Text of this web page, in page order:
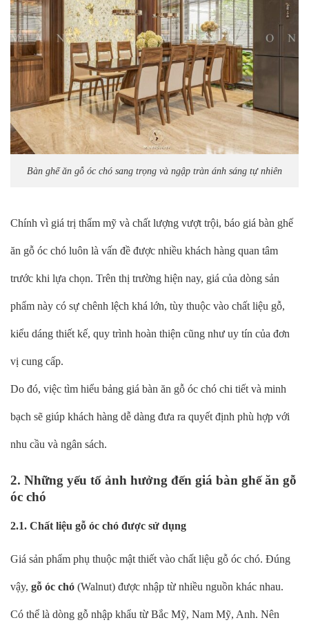
Bàn ghế ăn gỗ óc chó sang trọng và ngập tràn ánh sáng tự nhiên
Chính vì giá trị thẩm mỹ và chất lượng vượt trội, báo giá bàn ghế
ăn gỗ óc chó luôn là vấn đề được nhiều khách hàng quan tâm
trước khi lựa chọn. Trên thị trường hiện nay, giá của dòng sản
phẩm này có sự chênh lệch khá lớn, tùy thuộc vào chất liệu gỗ,
kiểu dáng thiết kế, quy trình hoàn thiện cũng như uy tín của đơn
vị cung cấp.
Do đó, việc tìm hiểu bảng giá bàn ăn gỗ óc chó chi tiết và minh
bạch sẽ giúp khách hàng dễ dàng đưa ra quyết định phù hợp với
nhu cầu và ngân sách.
2. Những yếu tố ảnh hưởng đến giá bàn ghế ăn gỗ
óc chó
2.1. Chất liệu gỗ óc chó được sử dụng
Giá sản phẩm phụ thuộc mật thiết vào chất liệu gỗ óc chó. Đúng
vậy, gỗ óc chó (Walnut) được nhập từ nhiều nguồn khác nhau.
Có thể là dòng gỗ nhập khẩu từ Bắc Mỹ, Nam Mỹ, Anh. Nên